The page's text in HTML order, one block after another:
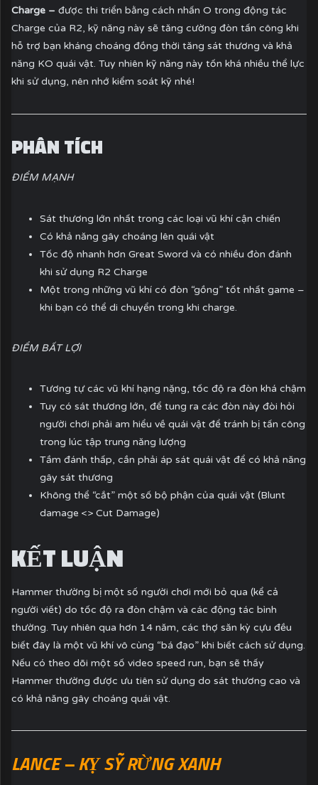
Charge –được thi triển bằng cách nhấn O trong động tác
Charge của R2, kỹ năng này sẽ tăng cường đòn tấn công khi
hỗ trợ bạn kháng choáng đồng thời tăng sát thương và khả
năng KO quái vật. Tuy nhiên kỹ năng này tốn khá nhiều thể lực
khi sử dụng, nên nhớ kiểm soát kỹ nhé!
PHÂN TÍCH
ĐIỂM MẠNH
Sát thương lớn nhất trong các loại vũ khí cận chiến
Có khả năng gây choáng lên quái vật
Tốc độ nhanh hơn Great Sword và có nhiều đòn đánh
khi sử dụng R2 Charge
Một trong những vũ khí có đòn “gồng” tốt nhất game –
khi bạn có thể di chuyển trong khi charge.
ĐIỂM BẤT LỢI
Tương tự các vũ khí hạng nặng, tốc độ ra đòn khá chậm
Tuy có sát thương lớn, để tung ra các đòn này đòi hỏi
người chơi phải am hiểu về quái vật để tránh bị tấn công
trong lúc tập trung năng lượng
Tầm đánh thấp, cần phải áp sát quái vật để có khả năng
gây sát thương
Không thể “cắt” một số bộ phận của quái vật (Blunt
damage <> Cut Damage)
KẾT LUẬN
Hammer thường bị một số người chơi mới bỏ qua (kể cả
người viết) do tốc độ ra đòn chậm và các động tác bình
thường. Tuy nhiên qua hơn 14 năm, các thợ săn kỳ cựu đều
biết đây là một vũ khí vô cùng “bá đạo” khi biết cách sử dụng.
Nếu có theo dõi một số video speed run, bạn sẽ thấy
Hammer thường được ưu tiên sử dụng do sát thương cao và
có khả năng gây choáng quái vật.
LANCE – KỴ SỸ RỪNG XANH